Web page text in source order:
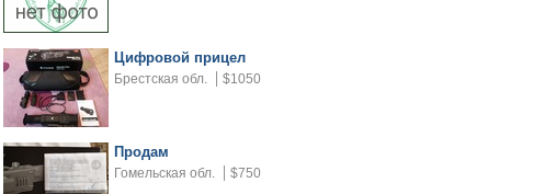
Цифровой прицел
Брестская обл. $1050
Продам
Гомельская обл. $750